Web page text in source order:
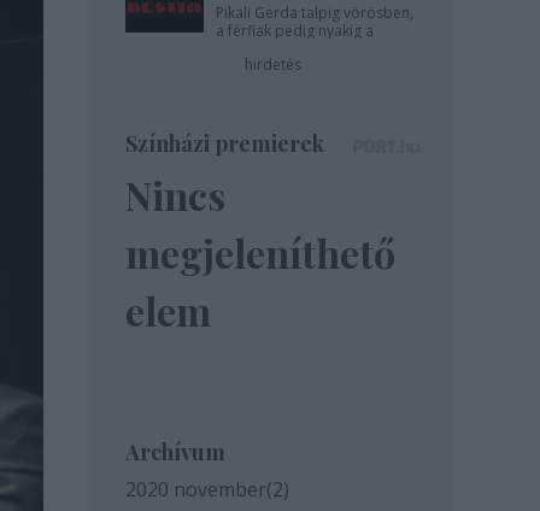
Pikali Gerda talpig vörösben,
a férfiak pedig nyakig a
hirdetés
Színházi premierek
Nincs
megjeleníthető
elem
Archívum
2020 november(2)